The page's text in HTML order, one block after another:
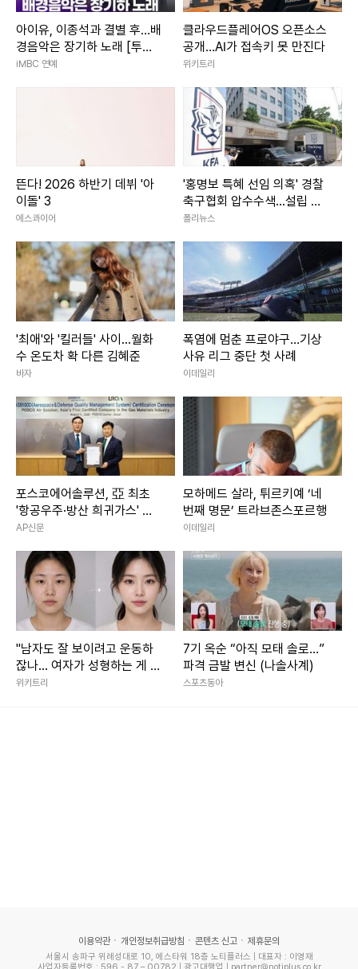
동이든 연습이든 하나만 할 수 있는 체력이다"라고 회상했다.
아이유, 이종석과 결별 후…배
경음악은 장기하 노래 [투데
이픽]
iMBC 연예
클라우드플레어OS 오픈소스
공개…AI가 접속키 못 만진다
위키트리
뜬다! 2026 하반기 데뷔 '아
이돌' 3
에스콰이어
'홍명보 특혜 선임 의혹' 경찰
축구협회 압수수색...설립 후
첫 강제 수사
폴리뉴스
'최애'와 '킬러들' 사이...월화
수 온도차 확 다른 김혜준
바자
폭염에 멈춘 프로야구…기상
사유 리그 중단 첫 사례
이데일리
포스코에어솔루션, 亞 최초
'항공우주·방산 희귀가스' 품
질 문턱 넘었다
AP신문
모하메드 살라, 튀르키예 ‘네
번째 명문’ 트라브존스포르행
이데일리
"남자도 잘 보이려고 운동하
잖나... 여자가 성형하는 게 대
체 왜 문제냐"
위키트리
7기 옥순 “아직 모태 솔로…”
파격 금발 변신 (나솔사계)
스포츠동아
이용약관 개인정보취급방침 콘텐츠 신고 제휴문의
서울시 송파구 위례성대로 10, 에스타워 18층 노티플러스 | 대표자 : 이영재
사업자등록번호 : 596 - 87 – 00782 | 광고대행업 | partner@notiplus.co.kr